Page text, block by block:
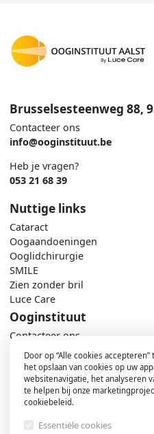
Brusselsesteenweg 88,
Contacteer ons
info@ooginstituut.be
Heb je vragen?
053 21 68 39
Nuttige links
Cataract
Oogaandoeningen
Ooglidchirurgie
SMILE
Zien zonder bril
Luce Care
Ooginstituut
Contacteer ons
Maak een afspraak
Nieuws
Ons team
Praktisch
Door op “Alle cookies
het opslaan van cookies op uw
websitenavigatie, het analyseren
te helpen bij onze
cookiebeleid.
Essentiële cookies